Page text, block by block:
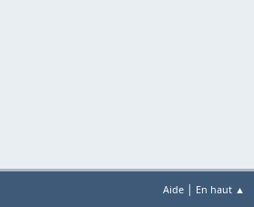
Aide | En haut ▲